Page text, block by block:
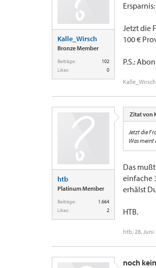
Kalle_Wirsch
Bronze Member
Beiträge:
102
Likes:
0
Jetzt die
100 €
P.S.:
Kalle_Wirsch
htb
Platinum Member
Beiträge:
1.664
Likes:
2
Zitat von
Jetzt die
Was meint
Das
einfache
erhälst
HTB.
htb, 28. Juni
noch